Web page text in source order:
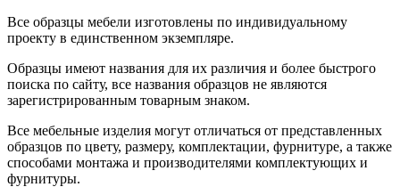
Все образцы мебели изготовлены по индивидуальному
проекту в единственном экземпляре.
Образцы имеют названия для их различия и более быстрого
поиска по сайту, все названия образцов не являются
зарегистрированным товарным знаком.
Все мебельные изделия могут отличаться от представленных
образцов по цвету, размеру, комплектации, фурнитуре, а также
способами монтажа и производителями комплектующих и
фурнитуры.